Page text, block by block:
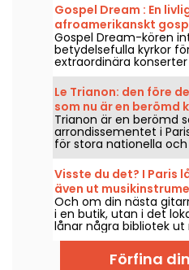
Gospel Dream : En
afroamerikanskt
Paris
Gospel Dream-kören
betydelsefulla kyrkor
extraordinära konserter
unik musikalisk
hoppet, gemenskapen
motståndskraften
sångerna från
Le Trianon: den före
som nu är en berömd
foten av Butte
Trianon är en berömd
arrondissementet i
för stora nationella
artister sedan den
tillbakablick på
nöjesmecka som
Montmartre.
Visste du det? I Paris
även ut
Och om din nästa
i en butik, utan i det
lånar några bibliotek
gratis för att
eller helt enkelt våga
Förfina